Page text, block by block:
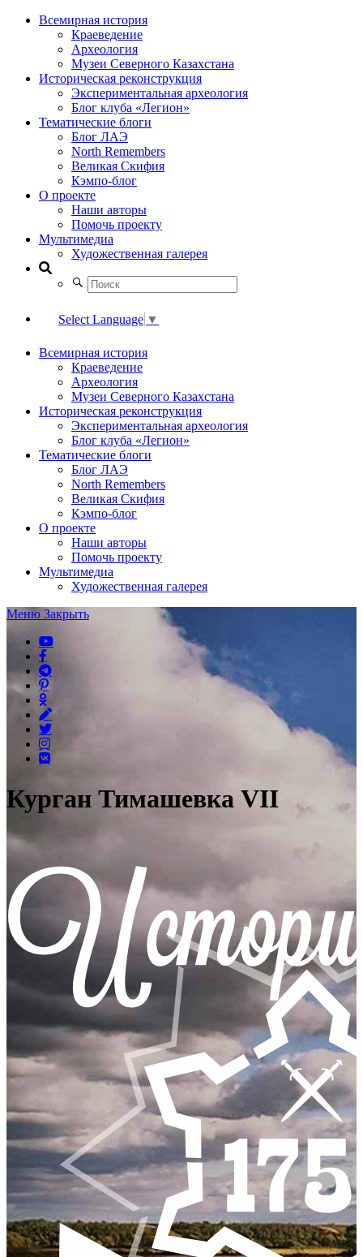
Всемирная история
Краеведение
Археология
Музеи Северного Казахстана
Историческая реконструкция
Экспериментальная археология
Блог клуба «Легион»
Тематические блоги
Блог ЛАЭ
North Remembers
Великая Скифия
Кэмпо-блог
О проекте
Наши авторы
Помочь проекту
Мультимедиа
Художественная галерея
Select Language ▼
Всемирная история
Краеведение
Археология
Музеи Северного Казахстана
Историческая реконструкция
Экспериментальная археология
Блог клуба «Легион»
Тематические блоги
Блог ЛАЭ
North Remembers
Великая Скифия
Кэмпо-блог
О проекте
Наши авторы
Помочь проекту
Мультимедиа
Художественная галерея
Меню Закрыть
Курган Тимашевка VII